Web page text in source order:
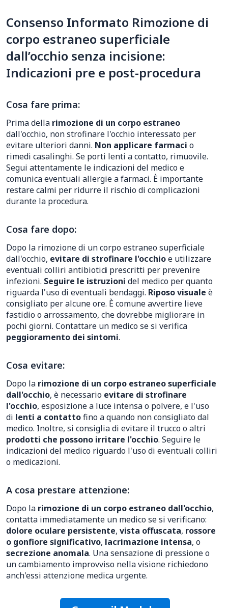
Consenso Informato Rimozione di
corpo estraneo superficiale
dall’occhio senza incisione:
Indicazioni pre e post-procedura
Cosa fare prima:
Prima della rimozione di un corpo estraneo
dall'occhio, non strofinare l'occhio interessato per
evitare ulteriori danni. Non applicare farmaci o
rimedi casalinghi. Se porti lenti a contatto, rimuovile.
Segui attentamente le indicazioni del medico e
comunica eventuali allergie a farmaci. È importante
restare calmi per ridurre il rischio di complicazioni
durante la procedura.
Cosa fare dopo:
Dopo la rimozione di un corpo estraneo superficiale
dall'occhio, evitare di strofinare l'occhioe utilizzare
eventuali colliri antibiotici prescritti per prevenire
infezioni. Seguire le istruzioni del medico per quanto
riguarda l'uso di eventuali bendaggi. Riposo visuale è
consigliato per alcune ore. È comune avvertire lieve
fastidio o arrossamento, che dovrebbe migliorare in
pochi giorni. Contattare un medico se si verifica
peggioramento dei sintomi.
Cosa evitare:
Dopo la rimozione di un corpo estraneo superficiale
dall'occhio, è necessario evitare di strofinare
l'occhio, esposizione a luce intensa o polvere, e l'uso
di lenti a contattofino a quando non consigliato dal
medico. Inoltre, si consiglia di evitare il trucco o altri
prodotti che possono irritare l'occhio. Seguire le
indicazioni del medico riguardo l'uso di eventuali colliri
o medicazioni.
A cosa prestare attenzione:
Dopo la rimozione di un corpo estraneo dall'occhio,
contatta immediatamente un medico se si verificano:
dolore oculare persistente, vista offuscata, rossore
o gonfiore significativo, lacrimazione intensa, o
secrezione anomala. Una sensazione di pressione o
un cambiamento improvviso nella visione richiedono
anch'essi attenzione medica urgente.